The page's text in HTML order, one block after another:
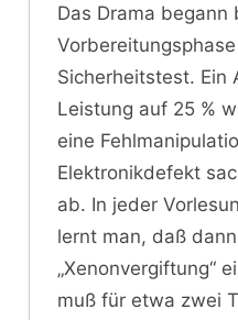
Das Drama begann
Sicherheitstest. Ein
Leistung auf 25 %
eine
Elektronikdefekt
ab. In jeder
lernt man, daß
„Xenonvergiftung“
muß für etwa zwei